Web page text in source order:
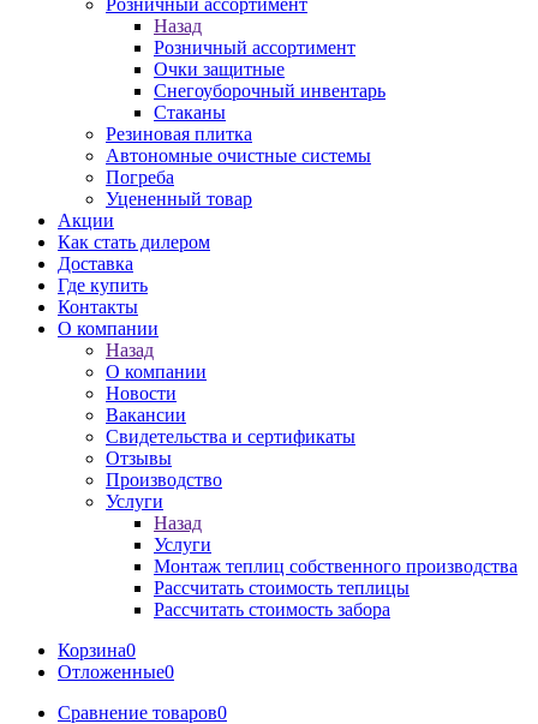
Розничный ассортимент
Назад
Розничный ассортимент
Очки защитные
Снегоуборочный инвентарь
Стаканы
Резиновая плитка
Автономные очистные системы
Погреба
Уцененный товар
Акции
Как стать дилером
Доставка
Где купить
Контакты
О компании
Назад
О компании
Новости
Вакансии
Свидетельства и сертификаты
Отзывы
Производство
Услуги
Назад
Услуги
Монтаж теплиц собственного производства
Рассчитать стоимость теплицы
Рассчитать стоимость забора
Корзина0
Отложенные0
Сравнение товаров0